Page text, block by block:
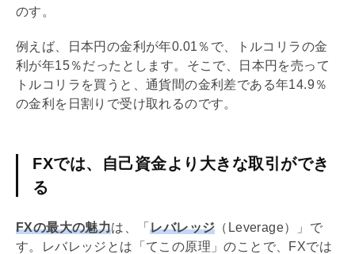
のす。
例えば、日本円の金利が年0.01％で、トルコリラの金
利が年15％だったとします。そこで、日本円を売って
トルコリラを買うと、通貨間の金利差である年14.9％
の金利を日割りで受け取れるのです。
FXでは、自己資金より大きな取引ができ
る
FXの最大の魅力は、「レバレッジ （Leverage）」で
す。
レバレッジ とは「てこの原理」のことで、FXでは